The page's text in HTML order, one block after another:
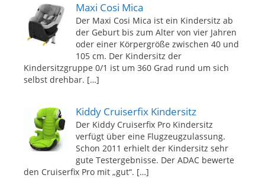
Maxi Cosi Mica
Der Maxi Cosi Mica ist ein Kindersitz ab
der Geburt bis zum Alter von vier Jahren
oder einer Körpergröße zwischen 40 und
105 cm. Der Kindersitz der
Kindersitzgruppe 0/1 ist um 360 Grad rund um sich
selbst drehbar. […]
Kiddy Cruiserfix Kindersitz
Der Kiddy Cruiserfix Pro Kindersitz
verfügt über eine Flugzeugzulassung.
Schon 2011 erhielt der Kindersitz sehr
gute Testergebnisse. Der ADAC bewerte
den Cruiserfix Pro mit „gut“. […]